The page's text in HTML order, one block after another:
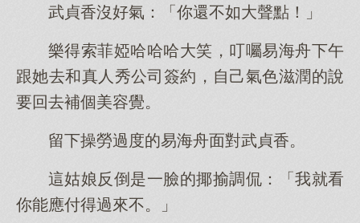
武貞香沒好氣：「你還不如大聲點！」
樂得索菲婭哈哈哈大笑，叮囑易海舟下午
跟她去和真人秀公司簽約，自己氣色滋潤的說
要回去補個美容覺。
留下操勞過度的易海舟面對武貞香。
這姑娘反倒是一臉的揶揄調侃：「我就看
你能應付得過來不。」